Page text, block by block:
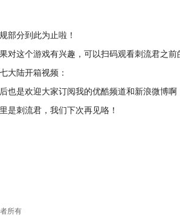
部分到此为止啦！
对这个游戏有兴趣，可以扫码观看刺流君之前
大陆开箱视频：
也是欢迎大家订阅我的优酷频道和新浪微博啊
是刺流君，我们下次再见咯！
所有